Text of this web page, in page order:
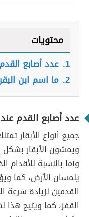
محتويات
1. عدد أصابع
2. ما اسم ابن
عدد أصابع القدم عند
جميع أنواع الأبقار
ويمشون الأبقار
وأما بالنسبة للأقدام
يلمسان الأرض، كما
القدمين لزيادة سرعة
القفز، كما ويتيح هذا